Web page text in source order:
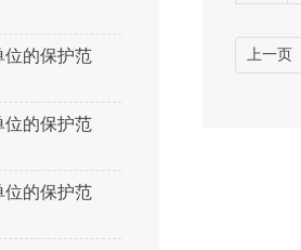
位的保护范
位的保护范
位的保护范
上一页